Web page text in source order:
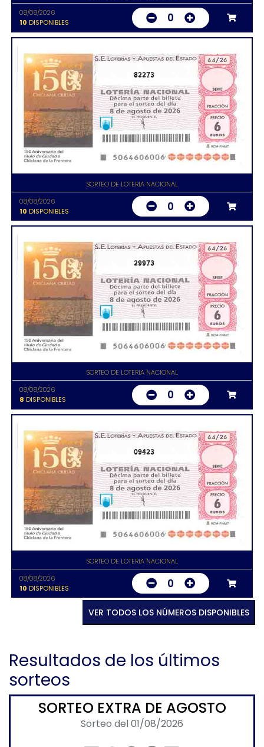
08/08/2026
10 DISPONIBLES 0
82273
SORTEO DE LOTERIA NACIONAL
08/08/2026
10 DISPONIBLES 0
29973
SORTEO DE LOTERIA NACIONAL
08/08/2026
8 DISPONIBLES 0
09423
SORTEO DE LOTERIA NACIONAL
08/08/2026
10 DISPONIBLES 0
VER TODOS LOS NÚMEROS DISPONIBLES
Resultados de los últimos
sorteos
SORTEO EXTRA DE AGOSTO
Sorteo del 01/08/2026